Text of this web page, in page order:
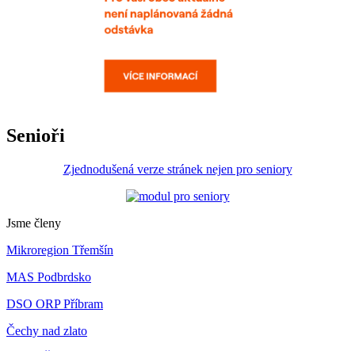
Senioři
Zjednodušená verze stránek nejen pro seniory
Jsme členy
Mikroregion Třemšín
MAS Podbrdsko
DSO ORP Příbram
Čechy nad zlato